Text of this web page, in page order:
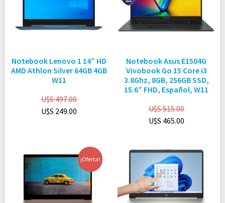
Notebook Lenovo 1 14″ HD
AMD Athlon Silver 64GB 4GB
W11
U$S497.00
U$S 249.00
Notebook Asus E1504G
Vivobook Go 15 Core i3
3.8Ghz, 8GB, 256GB SSD,
15.6″ FHD, Español, W11
U$S515.00
U$S 465.00
¡Oferta!